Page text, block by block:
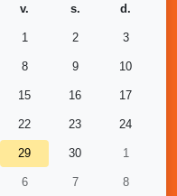
v. s. d.
1 2 3
8 9 10
15 16 17
22 23 24
29 30 1
6 7 8